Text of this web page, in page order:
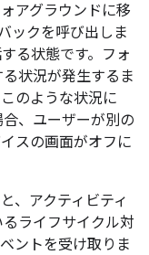
アグラウンドに移
ックを呼び出しま
る状態です。フォ
状況が発生するま
のような状況に
、ユーザーが別の
スの画面がオフに
、アクティビティ
ライフサイクル対
ントを受け取りま